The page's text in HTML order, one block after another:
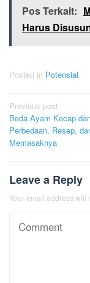
Pos Terkait:
Harus
Posted in Potensial
Post
navigation
Previous post
Beda Ayam Kecap
Perbedaan, Resep,
Memasaknya
Leave a Reply
Your email address will